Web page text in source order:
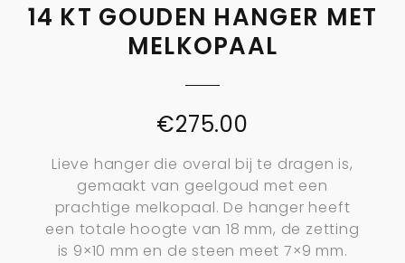
14 KT GOUDEN HANGER MET
MELKOPAAL
€275.00
Lieve hanger die overal bij te dragen is,
gemaakt van geelgoud met een
prachtige melkopaal. De hanger heeft
een totale hoogte van 18 mm, de zetting
is 9×10 mm en de steen meet 7×9 mm.